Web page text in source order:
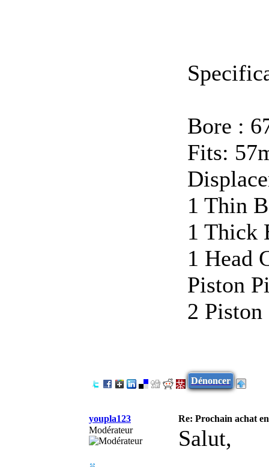
Bore :
Fits:
1 Thin
1 Thick
1 Head
Piston
2
Dénoncer
youpla123
Re: Prochain achat
Modérateur
Salut,